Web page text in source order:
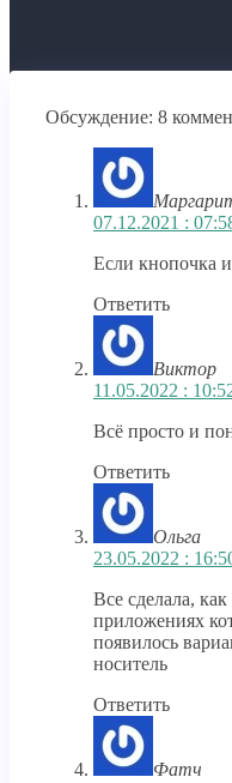
Обсуждение: 8
07.12.2021 :
Если кнопочка
Ответить
Виктор
11.05.2022 :
Всё просто и
Ответить
Ольга
23.05.2022 :
Все сделала,
приложениях
появилось
носитель
Ответить
Фатч